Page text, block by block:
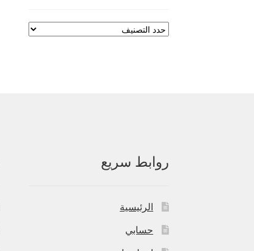
روابط سريع
الرئيسية
حسابي